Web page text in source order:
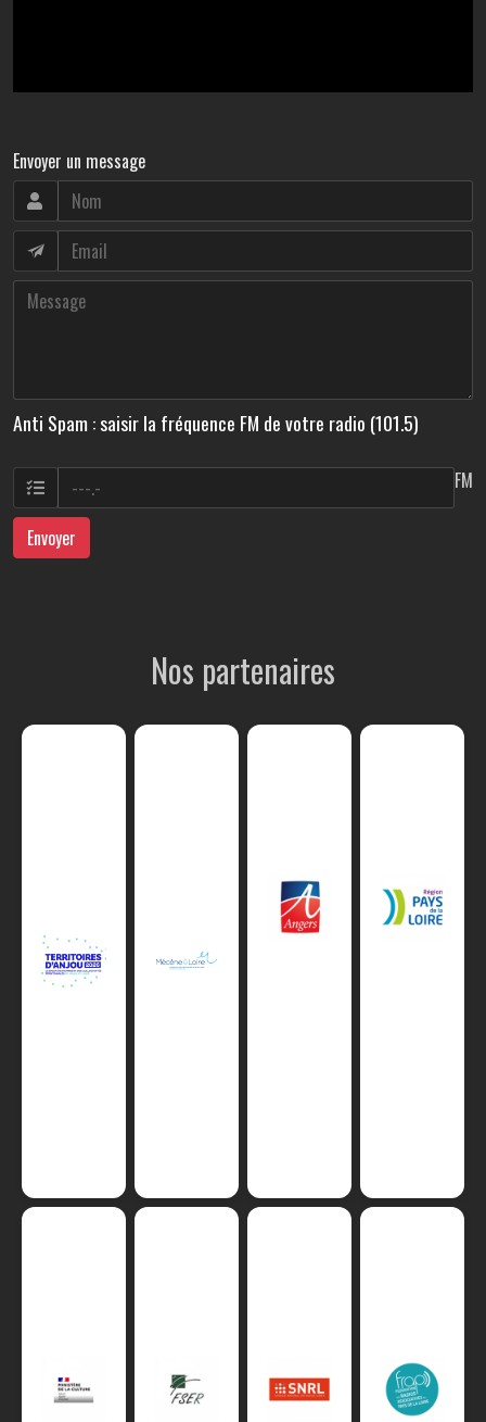
Envoyer un message
Anti Spam : saisir la fréquence FM de votre radio (101.5)
FM
Envoyer
Nos partenaires